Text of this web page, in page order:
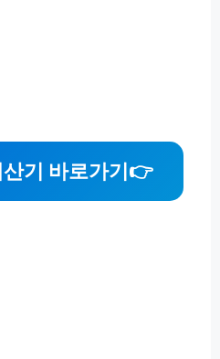
기 바로가기👉